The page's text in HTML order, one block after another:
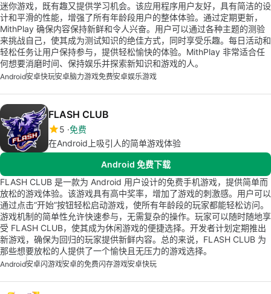
迷你游戏，既有趣又提供学习机会。该应用程序用户友好，具有简洁的设
计和平滑的性能，增强了所有年龄段用户的整体体验。通过定期更新，
MithPlay 确保内容保持新鲜和令人兴奋。用户可以通过各种主题的测验
来挑战自己，使其成为测试知识的绝佳方式，同时享受乐趣。每日活动和
轻松任务让用户保持参与，提供轻松愉快的体验。MithPlay 非常适合任
何想要消磨时间、保持娱乐并探索新知识和游戏的人。
Android安卓快玩安卓脑力游戏免费安卓娱乐游戏
FLASH CLUB
5 免费
在Android上吸引人的简单游戏体验
Android 免费下载
FLASH CLUB 是一款为 Android 用户设计的免费手机游戏，提供简单而
放松的游戏体验。该游戏具有高中奖率，增加了游戏的刺激感。用户可以
通过点击“开始”按钮轻松启动游戏，使所有年龄段的玩家都能轻松访问。
游戏机制的简单性允许快速参与，无需复杂的操作。玩家可以随时随地享
受 FLASH CLUB，使其成为休闲游戏的便捷选择。开发者计划定期推出
新游戏，确保为回归的玩家提供新鲜内容。总的来说，FLASH CLUB 为
那些想要放松的人提供了一个愉快且无压力的游戏选择。
Android安卓闪游戏安卓的免费闪存游戏安卓快玩